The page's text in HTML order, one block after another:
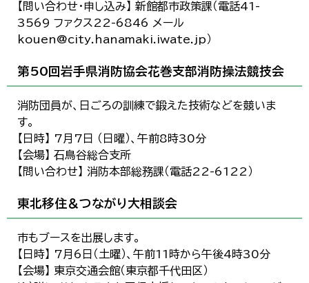
【問い合わせ・申し込み】 新館都市政策課（電話41-
3569 ファクス22-6846 メール
kouen@city.hanamaki.iwate.jp）
第50回岩手県消防協会花巻支部消防操法競技会
消防団員が、日ごろの訓練で鍛えた技術などを競いま
す。
【日時】 7月7日 （日曜）、午前8時30分
【会場】 石鳥谷総合支所
【問い合わせ】 消防本部総務課（電話22-6122）
東北移住＆つながり大相談会
市もブースを出展します。
【日時】 7月6日（土曜）、午前11時から午後4時30分
【会場】 東京交通会館（東京都千代田区）